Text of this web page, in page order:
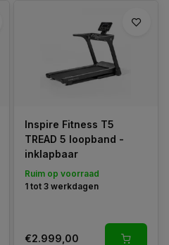
Inspire Fitness T5
TREAD 5 loopband -
inklapbaar
Ruim op voorraad
1 tot 3 werkdagen
€2.999,00